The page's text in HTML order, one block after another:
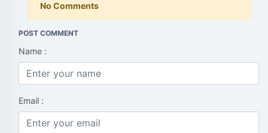
No Comments
POST COMMENT
Name :
Email :